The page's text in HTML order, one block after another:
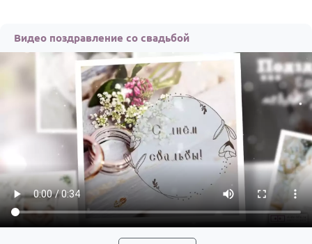
Видео поздравление со свадьбой